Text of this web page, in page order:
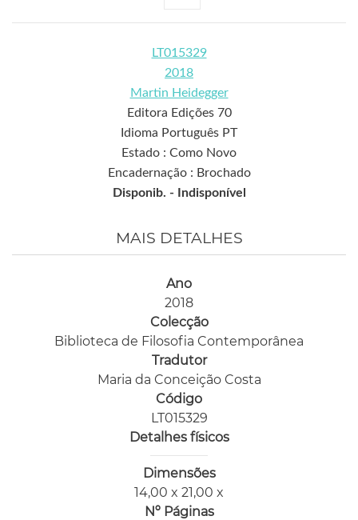
LT015329
2018
Martin Heidegger
Editora Edições 70
Idioma Português PT
Estado : Como Novo
Encadernação : Brochado
Disponib. -
Indisponível
MAIS DETALHES
Ano
2018
Colecção
Biblioteca de Filosofia Contemporânea
Tradutor
Maria da Conceição Costa
Código
LT015329
Detalhes físicos
Dimensões
14,00 x 21,00 x
Nº Páginas